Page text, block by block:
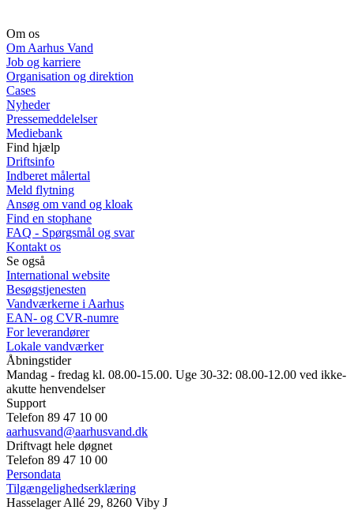
Om os
Om Aarhus Vand
Job og karriere
Organisation og direktion
Cases
Nyheder
Pressemeddelelser
Mediebank
Find hjælp
Driftsinfo
Indberet målertal
Meld flytning
Ansøg om vand og kloak
Find en stophane
FAQ - Spørgsmål og svar
Kontakt os
Se også
International website
Besøgstjenesten
Vandværkerne i Aarhus
EAN- og CVR-numre
For leverandører
Lokale vandværker
Åbningstider
Mandag - fredag kl. 08.00-15.00. Uge 30-32: 08.00-12.00 ved ikke-
akutte henvendelser
Support
Telefon 89 47 10 00
aarhusvand@aarhusvand.dk
Driftvagt hele døgnet
Telefon 89 47 10 00
Persondata
Tilgængelighedserklæring
Hasselager Allé 29, 8260 Viby J